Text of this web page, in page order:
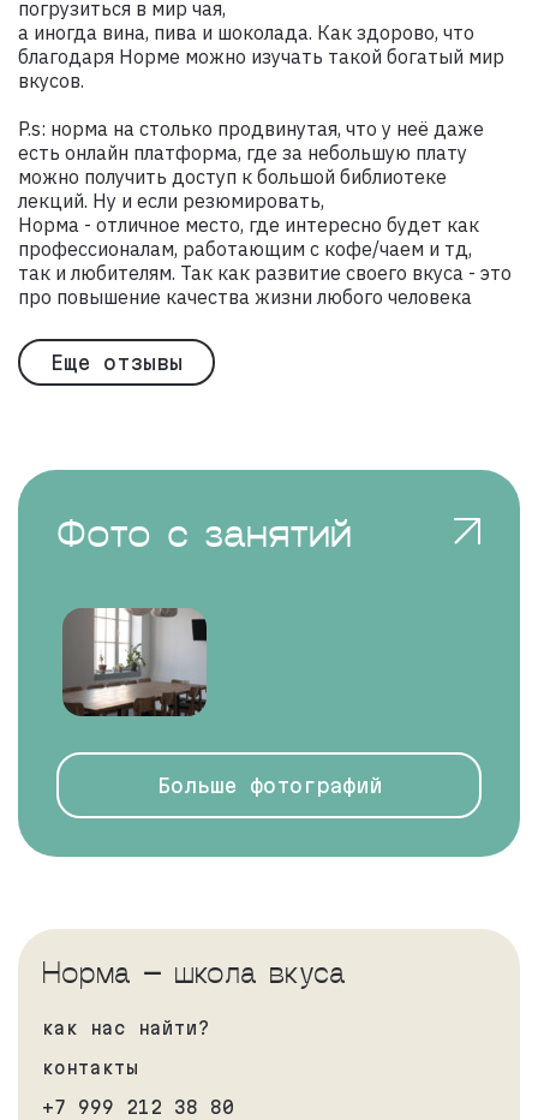
погрузиться в мир чая,
а иногда вина, пива и шоколада. Как здорово, что
благодаря Норме можно изучать такой богатый мир
вкусов.
P.s: норма на столько продвинутая, что у неё даже
есть онлайн платформа, где за небольшую плату
можно получить доступ к большой библиотеке
лекций. Ну и если резюмировать,
Норма - отличное место, где интересно будет как
профессионалам, работающим с кофе/чаем и тд,
так и любителям. Так как развитие своего вкуса - это
про повышение качества жизни любого человека
Еще отзывы
Фото с занятий
Больше фотографий
Норма — школа вкуса
как нас найти?
контакты
+7 999 212 38 80